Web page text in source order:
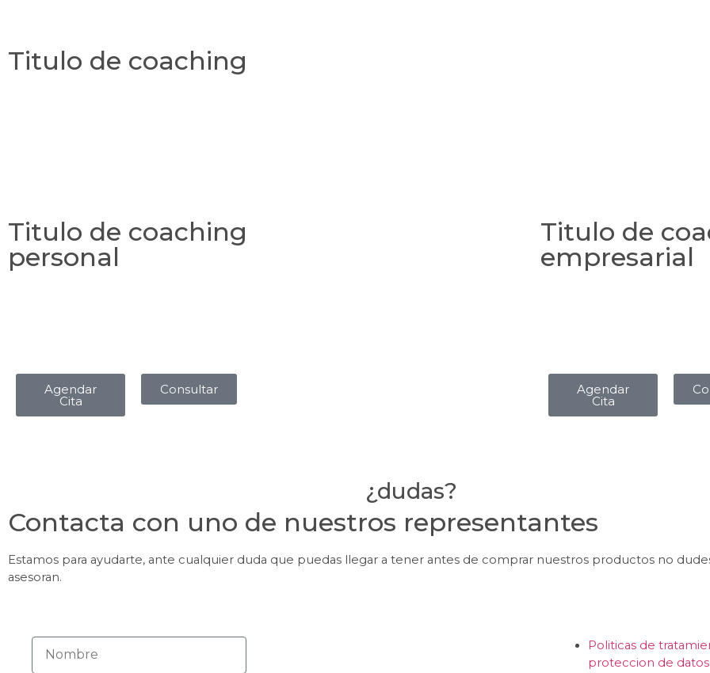
Titulo de coaching
Titulo de coaching
personal
Agendar
Cita
Consultar
Titulo de
empresarial
Agendar
Cita
¿dudas?
Contacta con uno de nuestros representantes
Estamos para ayudarte, ante cualquier duda que puedas llegar a tener antes de comprar nuestros productos no
asesoran.
Politicas de
proteccion de datos